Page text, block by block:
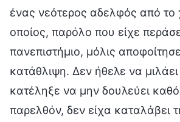
ένας νεότερος αδελφός από το
οποίος, παρόλο που είχε
πανεπιστήμιο, μόλις
κατάθλιψη. Δεν ήθελε να
κατέληξε να μην δουλεύει
παρελθόν, δεν είχα καταλάβει